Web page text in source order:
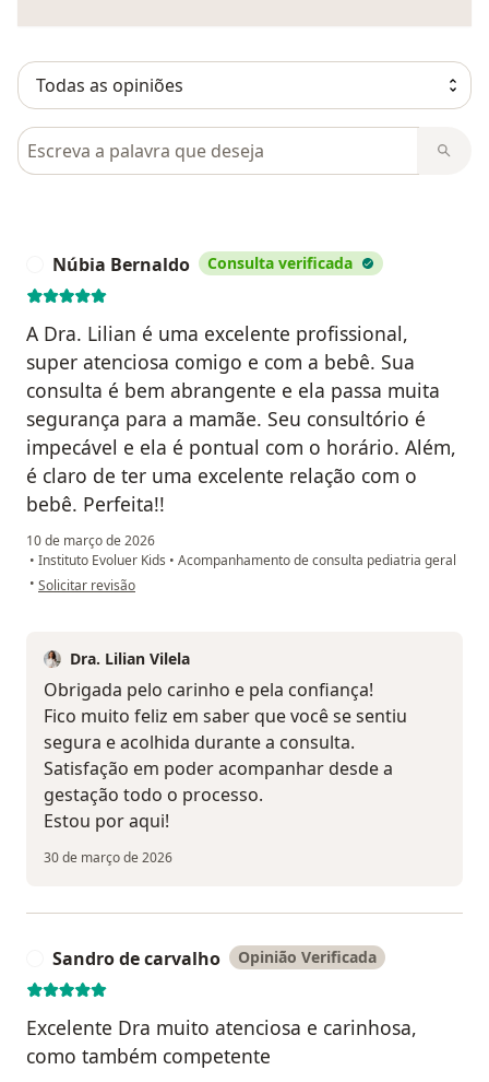
Pesquisar em opiniões
Núbia Bernaldo Consulta verificada
A Dra. Lilian é uma excelente profissional,
super atenciosa comigo e com a bebê. Sua
consulta é bem abrangente e ela passa muita
segurança para a mamãe. Seu consultório é
impecável e ela é pontual com o horário. Além,
é claro de ter uma excelente relação com o
bebê. Perfeita!!
10 de março de 2026
• Instituto Evoluer Kids • Acompanhamento de consulta pediatria geral
• na opinião do utilizador Núbia Bernaldo
Solicitar revisão
Dra. Lilian Vilela
Obrigada pelo carinho e pela confiança!
Fico muito feliz em saber que você se sentiu
segura e acolhida durante a consulta.
Satisfação em poder acompanhar desde a
gestação todo o processo.
Estou por aqui!
30 de março de 2026
Sandro de carvalho Opinião Verificada
Excelente Dra muito atenciosa e carinhosa,
como também competente